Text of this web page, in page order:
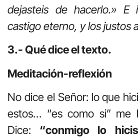
dejasteis de hacerlo.»
castigo eterno, y los justos
3.- Qué dice el texto.
Meditación-reflexión
No dice el Señor: lo que
estos… “es como si” me
Dice: “conmigo lo